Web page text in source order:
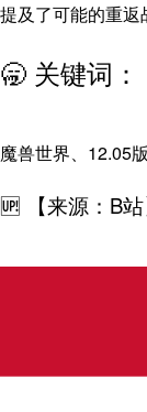
提及了可能的重
🥱 关键词：
魔兽世界、12.05
🆙 【来源：B站